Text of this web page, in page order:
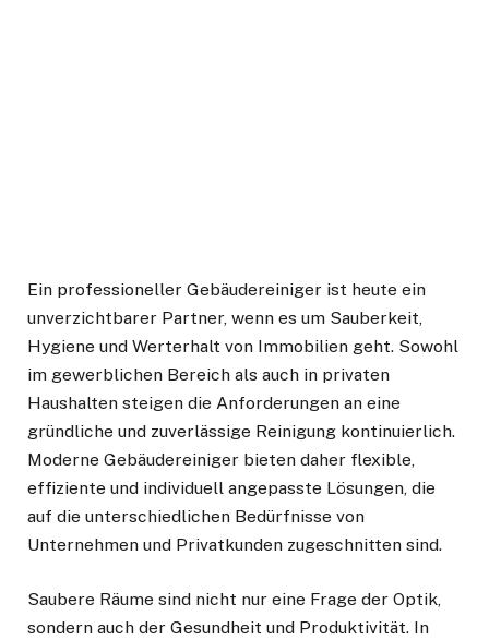
Ein professioneller Gebäudereiniger ist heute ein
unverzichtbarer Partner, wenn es um Sauberkeit,
Hygiene und Werterhalt von Immobilien geht. Sowohl
im gewerblichen Bereich als auch in privaten
Haushalten steigen die Anforderungen an eine
gründliche und zuverlässige Reinigung kontinuierlich.
Moderne Gebäudereiniger bieten daher flexible,
effiziente und individuell angepasste Lösungen, die
auf die unterschiedlichen Bedürfnisse von
Unternehmen und Privatkunden zugeschnitten sind.
Saubere Räume sind nicht nur eine Frage der Optik,
sondern auch der Gesundheit und Produktivität. In